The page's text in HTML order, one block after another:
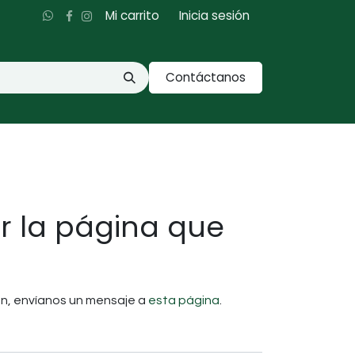
Mi carrito Inicia sesión
Contáctanos
la página que
envíanos un mensaje a esta página